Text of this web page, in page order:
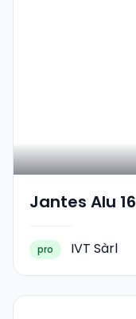
Jantes Alu 16
pro IVT Sàrl